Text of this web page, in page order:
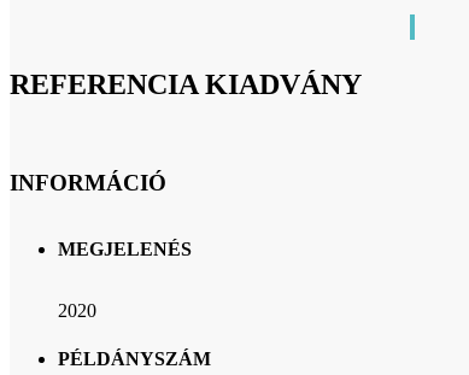
REFERENCIA KIADVÁNY
INFORMÁCIÓ
MEGJELENÉS
2020
PÉLDÁNYSZÁM